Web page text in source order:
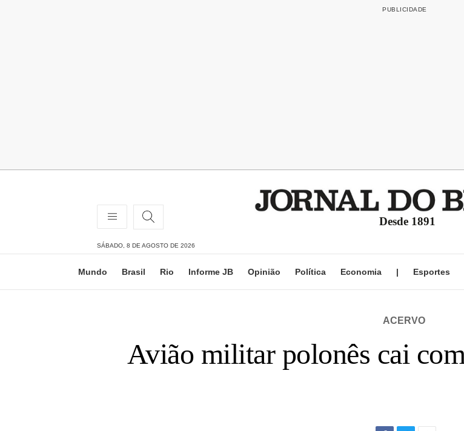
Desde 1891
SÁBADO, 8 DE AGOSTO DE 2026
Mundo Brasil Rio Informe JB Opinião Política Economia | Esportes
ACERVO
Avião militar polonês cai